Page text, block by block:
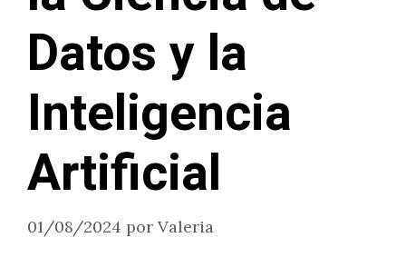
Datos y la
Inteligencia
Artificial
01/08/2024 por Valeria